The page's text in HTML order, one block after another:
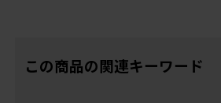
この商品の関連キーワード